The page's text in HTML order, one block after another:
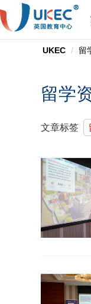
UKEC 留
留学
文章标签